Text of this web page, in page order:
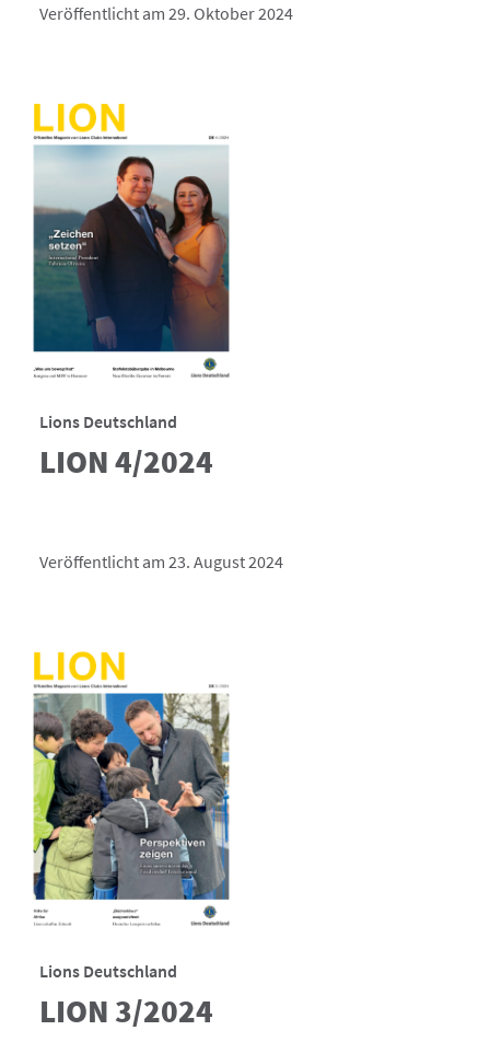
Veröffentlicht am 29. Oktober 2024
Lions Deutschland
LION 4/2024
Veröffentlicht am 23. August 2024
Lions Deutschland
LION 3/2024